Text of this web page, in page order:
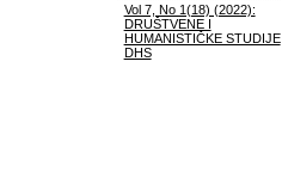
Vol 7, No 1(18) (2022):
DRUŠTVENE I
HUMANISTIČKE STUDIJE
DHS